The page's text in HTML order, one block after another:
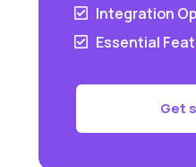
 Integration
 Essential
Get